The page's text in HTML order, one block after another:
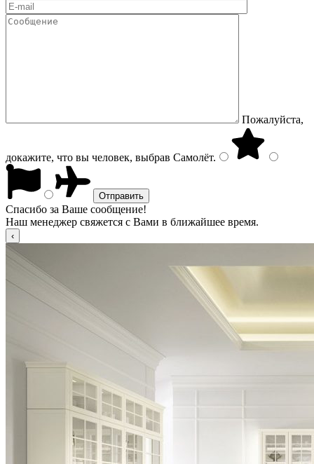
Пожалуйста,
докажите, что вы человек, выбрав Самолёт.
Спасибо за Ваше сообщение!
Наш менеджер свяжется с Вами в ближайшее время.